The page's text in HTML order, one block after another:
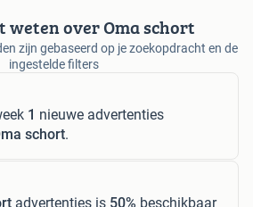
weten over Oma schort
zijn gebaseerd op je zoekopdracht en de
ingestelde filters
1 nieuwe advertenties
schort.
advertenties is 50% beschikbaar